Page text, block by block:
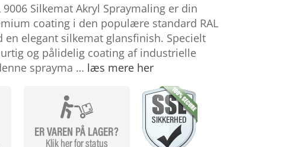
9006 Silkemat Akryl Spraymaling er din
coating i den populære standard RAL
en elegant silkemat glansfinish. Specielt
og pålidelig coating af industrielle
sprayma … læs mere her